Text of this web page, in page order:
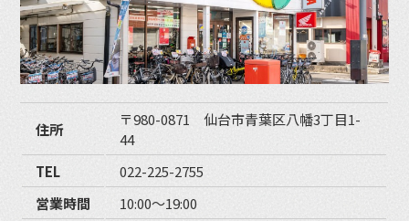
住所
〒980-0871 仙台市青葉区八幡3丁目1-
44
TEL
022-225-2755
営業時間
10:00〜19:00